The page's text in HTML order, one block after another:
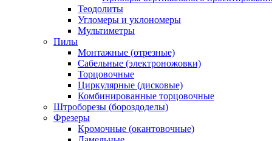
Теодолиты
Угломеры и уклономеры
Мультиметры
Пилы
Монтажные (отрезные)
Сабельные (электроножовки)
Торцовочные
Циркулярные (дисковые)
Комбинированные торцовочные
Штроборезы (бороздоделы)
Фрезеры
Кромочные (окантовочные)